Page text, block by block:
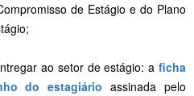
de Estágio e do Plano
ao setor de estágio: a ficha
do estagiário assinada pelo